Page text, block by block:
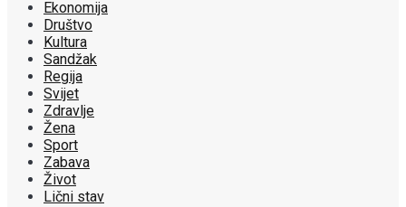
Ekonomija
Društvo
Kultura
Sandžak
Regija
Svijet
Zdravlje
Žena
Sport
Zabava
Život
Lični stav